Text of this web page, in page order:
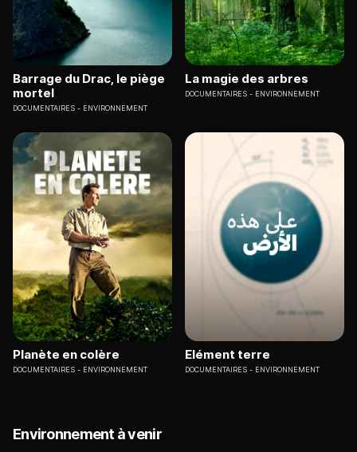
Barrage du Drac, le piège
mortel
DOCUMENTAIRES ENVIRONNEMENT
La magie des arbres
DOCUMENTAIRES ENVIRONNEMENT
Planète en colère
DOCUMENTAIRES ENVIRONNEMENT
Elément terre
DOCUMENTAIRES ENVIRONNEMENT
Environnement à venir